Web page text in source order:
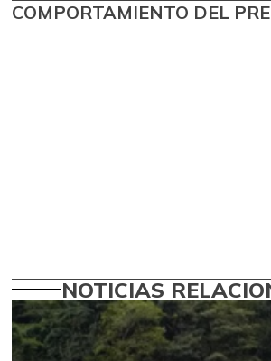
COMPORTAMIENTO DEL
NOTICIAS